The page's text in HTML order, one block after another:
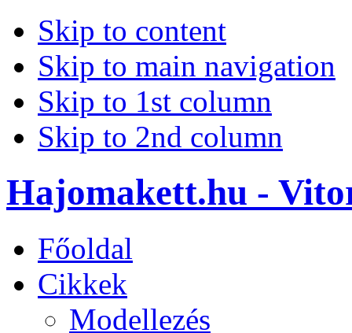
Skip to content
Skip to main navigation
Skip to 1st column
Skip to 2nd column
Hajomakett.hu -
Főoldal
Cikkek
Modellezés